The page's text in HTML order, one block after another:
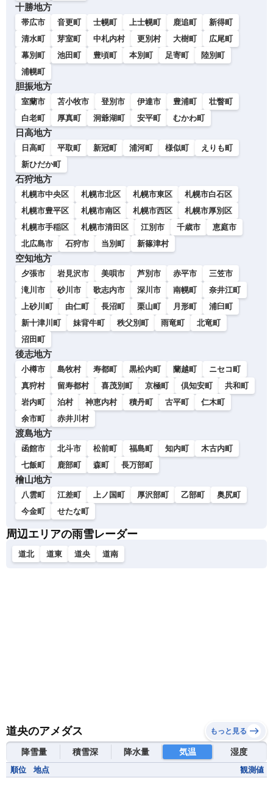
十勝地方
帯広市 音更町 士幌町 上士幌町 鹿追町
新得町
清水町
芽室町 中札内村 更別村 大樹町
広尾町
幕別町
池田町 豊頃町 本別町 足寄町
陸別町
浦幌町
胆振地方
室蘭市 苫小牧市 登別市 伊達市 豊浦町
壮瞥町
白老町
厚真町 洞爺湖町 安平町 むかわ町
日高地方
日高町 平取町 新冠町 浦河町 様似町
えりも町
新ひだか町
石狩地方
札幌市中央区 札幌市北区 札幌市東区
札幌市白石区
札幌市豊平区
札幌市南区 札幌市西区
札幌市厚別区
札幌市手稲区
札幌市清田区 江別市 千歳市
恵庭市
北広島市
石狩市 当別町 新篠津村
空知地方
夕張市 岩見沢市 美唄市 芦別市 赤平市
三笠市
滝川市
砂川市 歌志内市 深川市 南幌町
奈井江町
上砂川町
由仁町 長沼町 栗山町 月形町
浦臼町
新十津川町
妹背牛町 秩父別町 雨竜町
北竜町
沼田町
後志地方
小樽市 島牧村 寿都町 黒松内町 蘭越町
ニセコ町
真狩村
留寿都村 喜茂別町 京極町 倶知安町
共和町
岩内町
泊村 神恵内村 積丹町 古平町
仁木町
余市町
赤井川村
渡島地方
函館市 北斗市 松前町 福島町 知内町
木古内町
七飯町
鹿部町 森町 長万部町
檜山地方
八雲町 江差町 上ノ国町 厚沢部町 乙部町
奥尻町
今金町
せたな町
周辺エリアの雨雪レーダー
道北 道東 道央 道南
道央のアメダス もっと見る
降雪量 積雪深 降水量 気温 湿度
順位 地点 観測値